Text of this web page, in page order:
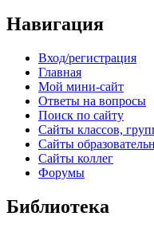
Навигация
Вход/регистрация
Главная
Мой мини-сайт
Ответы на вопросы
Поиск по сайту
Сайты классов,
Сайты
Сайты коллег
Форумы
Библиотека